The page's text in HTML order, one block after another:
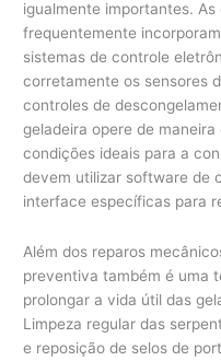
igualmente importantes.
frequentemente
sistemas de controle
corretamente os sensores
controles de
geladeira opere de
condições ideais para a
devem utilizar software de
interface específicas para
Além dos reparos
preventiva também é uma
prolongar a vida útil das
Limpeza regular das
e reposição de selos de